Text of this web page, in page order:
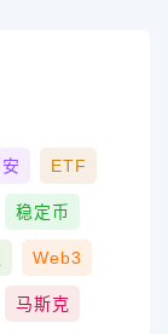
ETF
稳定币
Web3
马斯克